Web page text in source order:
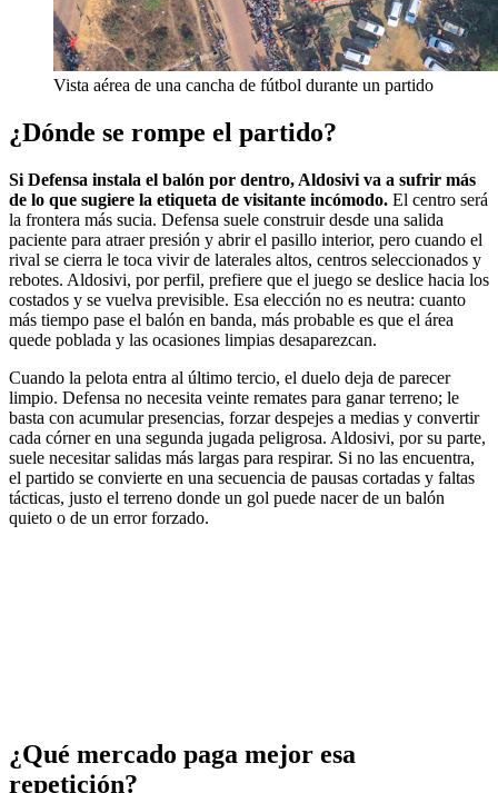
Vista aérea de una cancha de fútbol durante un partido
¿Dónde se rompe el partido?
Si Defensa instala el balón por dentro, Aldosivi va a sufrir más
de lo que sugiere la etiqueta de visitante incómodo. El centro será
la frontera más sucia. Defensa suele construir desde una salida
paciente para atraer presión y abrir el pasillo interior, pero cuando el
rival se cierra le toca vivir de laterales altos, centros seleccionados y
rebotes. Aldosivi, por perfil, prefiere que el juego se deslice hacia los
costados y se vuelva previsible. Esa elección no es neutra: cuanto
más tiempo pase el balón en banda, más probable es que el área
quede poblada y las ocasiones limpias desaparezcan.
Cuando la pelota entra al último tercio, el duelo deja de parecer
limpio. Defensa no necesita veinte remates para ganar terreno; le
basta con acumular presencias, forzar despejes a medias y convertir
cada córner en una segunda jugada peligrosa. Aldosivi, por su parte,
suele necesitar salidas más largas para respirar. Si no las encuentra,
el partido se convierte en una secuencia de pausas cortadas y faltas
tácticas, justo el terreno donde un gol puede nacer de un balón
quieto o de un error forzado.
¿Qué mercado paga mejor esa
repetición?